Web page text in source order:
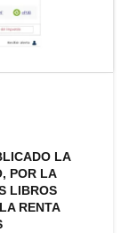
LA
POR LA
LIBROS
RENTA